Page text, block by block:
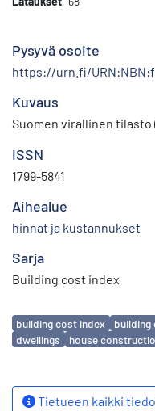
Pysyvä osoite
https://urn.fi/
Kuvaus
Suomen virallinen tilasto
ISSN
1799-5841
Aihealue
hinnat ja kustannukset
Sarja
Building cost index
Avainsanat
building cost index building
dwellings
house
Tietueen kaikki